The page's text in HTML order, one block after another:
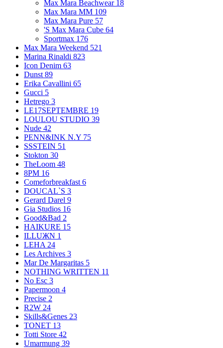
Max Mara Beachwear 18
Max Mara MM 109
Max Mara Pure 57
'S Max Mara Cube 64
Sportmax 176
Max Mara Weekend 521
Marina Rinaldi 823
Icon Denim 63
Dunst 89
Erika Cavallini 65
Gucci 5
Hetrego 3
LE17SEPTEMBRE 19
LOULOU STUDIO 39
Nude 42
PENN&INK N.Y 75
SSSTEIN 51
Stokton 30
TheLoom 48
8PM 16
Comeforbreakfast 6
DOUCAL`S 3
Gerard Darel 9
Gia Studios 16
Good&Bad 2
HAIKURE 15
ILLUЖN 1
LEHA 24
Les Archives 3
Mar De Margaritas 5
NOTHING WRITTEN 11
No Esc 3
Papermoon 4
Precise 2
R2W 24
Skills&Genes 23
TONET 13
Totti Store 42
Umarmung 39